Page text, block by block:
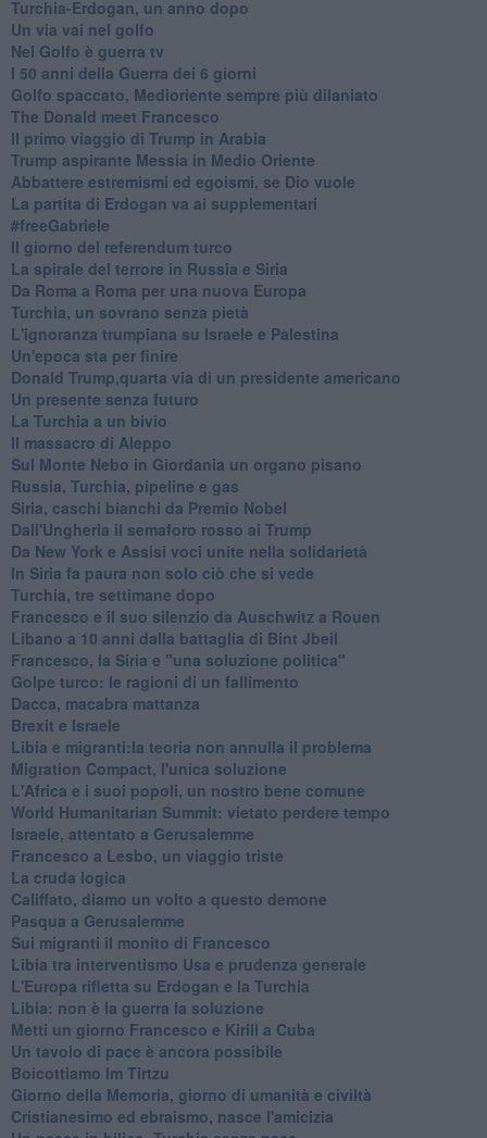
Turchia-Erdogan, un anno dopo
Un via vai nel golfo
Nel Golfo è guerra tv
I 50 anni della Guerra dei 6 giorni
Golfo spaccato, Medioriente sempre più dilaniato
The Donald meet Francesco
Il primo viaggio di Trump in Arabia
Trump aspirante Messia in Medio Oriente
Abbattere estremismi ed egoismi, se Dio vuole
La partita di Erdogan va ai supplementari
#freeGabriele
Il giorno del referendum turco
La spirale del terrore in Russia e Siria
Da Roma a Roma per una nuova Europa
Turchia, un sovrano senza pietà
L'ignoranza trumpiana su Israele e Palestina
Un'epoca sta per finire
Donald Trump,quarta via di un presidente americano
Un presente senza futuro
La Turchia a un bivio
Il massacro di Aleppo
Sul Monte Nebo in Giordania un organo pisano
Russia, Turchia, pipeline e gas
Siria, caschi bianchi da Premio Nobel
Dall'Ungheria il semaforo rosso ai Trump
Da New York e Assisi voci unite nella solidarietà
In Siria fa paura non solo ciò che si vede
Turchia, tre settimane dopo
Francesco e il suo silenzio da Auschwitz a Rouen
Libano a 10 anni dalla battaglia di Bint Jbeil
Francesco, la Siria e "una soluzione politica"
Golpe turco: le ragioni di un fallimento
Dacca, macabra mattanza
Brexit e Israele
Libia e migranti:la teoria non annulla il problema
Migration Compact, l'unica soluzione
L'Africa e i suoi popoli, un nostro bene comune
World Humanitarian Summit: vietato perdere tempo
Israele, attentato a Gerusalemme
Francesco a Lesbo, un viaggio triste
La cruda logica
Califfato, diamo un volto a questo demone
Pasqua a Gerusalemme
Sui migranti il monito di Francesco
Libia tra interventismo Usa e prudenza generale
L'Europa rifletta su Erdogan e la Turchia
Libia: non è la guerra la soluzione
Metti un giorno Francesco e Kirill a Cuba
Un tavolo di pace è ancora possibile
Boicottiamo Im Tirtzu
Giorno della Memoria, giorno di umanità e civiltà
Cristianesimo ed ebraismo, nasce l'amicizia